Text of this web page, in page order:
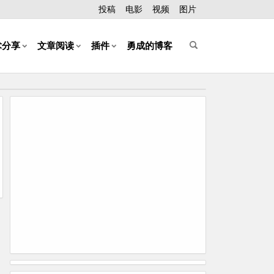
投稿 电影 视频 图片
享 文章阅读 插件 勇成的博客